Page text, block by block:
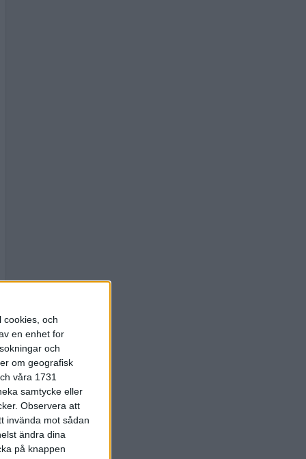
cookies, och
en enhet for
och
om geografisk
våra 1731
samtycke eller
Observera att
invända mot sådan
ändra dina
på knappen